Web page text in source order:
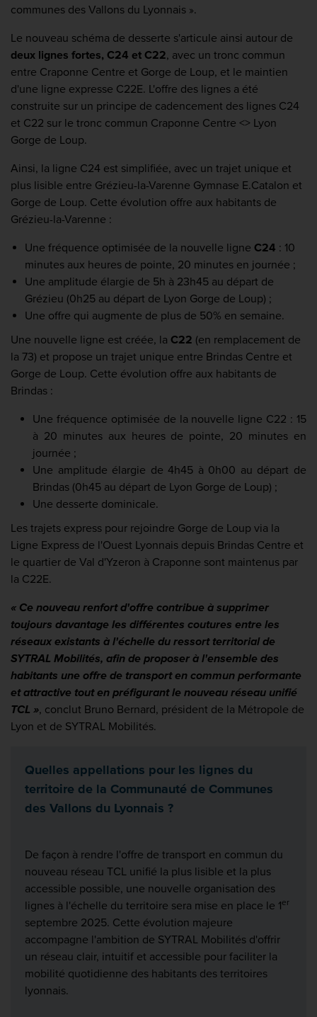
communes des Vallons du Lyonnais ».
Le nouveau schéma de desserte s'articule ainsi autour de
deux lignes fortes, C24 et C22, avec un tronc commun
entre Craponne Centre et Gorge de Loup, et le maintien
d'une ligne expresse C22E. L'offre des lignes a été
construite sur un principe de cadencement des lignes C24
et C22 sur le tronc commun Craponne Centre <> Lyon
Gorge de Loup.
Ainsi, la ligne C24 est simplifiée, avec un trajet unique et
plus lisible entre Grézieu-la-Varenne Gymnase E.Catalon et
Gorge de Loup. Cette évolution offre aux habitants de
Grézieu-la-Varenne :
Une fréquence optimisée de la nouvelle ligne C24 : 10
minutes aux heures de pointe, 20 minutes en journée ;
Une amplitude élargie de 5h à 23h45 au départ de
Grézieu (0h25 au départ de Lyon Gorge de Loup) ;
Une offre qui augmente de plus de 50% en semaine.
Une nouvelle ligne est créée, la C22 (en remplacement de
la 73) et propose un trajet unique entre Brindas Centre et
Gorge de Loup. Cette évolution offre aux habitants de
Brindas :
Une fréquence optimisée de la nouvelle ligne C22 : 15
à 20 minutes aux heures de pointe, 20 minutes en
journée ;
Une amplitude élargie de 4h45 à 0h00 au départ de
Brindas (0h45 au départ de Lyon Gorge de Loup) ;
Une desserte dominicale.
Les trajets express pour rejoindre Gorge de Loup via la
Ligne Express de l'Ouest Lyonnais depuis Brindas Centre et
le quartier de Val d'Yzeron à Craponne sont maintenus par
la C22E.
« Ce nouveau renfort d'offre contribue à supprimer
toujours davantage les différentes coutures entre les
réseaux existants à l'échelle du ressort territorial de
SYTRAL Mobilités, afin de proposer à l'ensemble des
habitants une offre de transport en commun performante
et attractive tout en préfigurant le nouveau réseau unifié
TCL », conclut Bruno Bernard, président de la Métropole de
Lyon et de SYTRAL Mobilités.
Quelles appellations pour les lignes du
territoire de la Communauté de Communes
des Vallons du Lyonnais ?
De façon à rendre l'offre de transport en commun du
nouveau réseau TCL unifié la plus lisible et la plus
accessible possible, une nouvelle organisation des
lignes à l'échelle du territoire sera mise en place le 1er
septembre 2025. Cette évolution majeure
accompagne l'ambition de SYTRAL Mobilités d'offrir
un réseau clair, intuitif et accessible pour faciliter la
mobilité quotidienne des habitants des territoires
lyonnais.